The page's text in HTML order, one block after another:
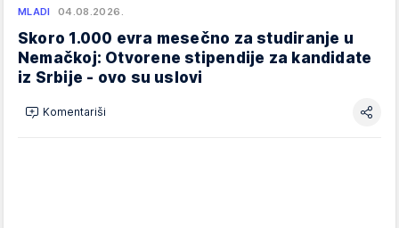
MLADI 04.08.2026.
Skoro 1.000 evra mesečno za studiranje u
Nemačkoj: Otvorene stipendije za kandidate
iz Srbije - ovo su uslovi
Komentariši